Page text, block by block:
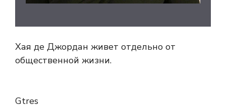
Хая де Джордан живет отдельно от
общественной жизни.
Gtres